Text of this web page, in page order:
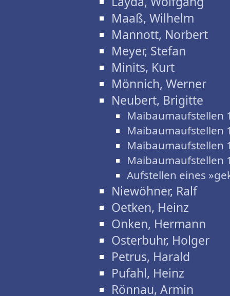
Maaß, Wilhelm
Mannott, Norbert
Meyer, Stefan
Minits, Kurt
Mönnich, Werner
Neubert, Brigitte
Maibaumaufstellen
Maibaumaufstellen
Maibaumaufstellen
Maibaumaufstellen
Aufstellen eines
Niewöhner, Ralf
Oetken, Heinz
Onken, Hermann
Osterbuhr, Holger
Petrus, Harald
Pufahl, Heinz
Rönnau, Armin